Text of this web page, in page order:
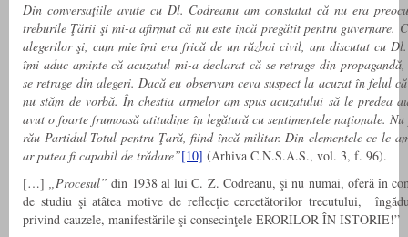
Din conversaţiile avute cu Dl. Codreanu am constatat că nu era
treburile Ţării şi mi-a afirmat că nu este încă pregătit pentru guvernare.
alegerilor şi, cum mie îmi era frică de un război civil, am discutat cu Dl.
îmi aduc aminte că acuzatul mi-a declarat că se retrage din
se retrage din alegeri. Dacă eu observam ceva suspect la acuzat în felul
nu stăm de vorbă. În chestia armelor am spus acuzatului să le predea
avut o foarte frumoasă atitudine în legătură cu sentimentele naţionale.
rău Partidul Totul pentru Ţară, fiind încă militar. Din elementele ce le-
ar putea fi capabil de trădare”[10] (Arhiva C.N.S.A.S., vol. 3, f. 96).
[…] „Procesul” din 1938 al lui C. Z. Codreanu, şi nu numai, oferă în
de studiu şi atâtea motive de reflecţie cercetătorilor trecutului,
privind cauzele, manifestările şi consecinţele ERORILOR ÎN ISTORIE!”